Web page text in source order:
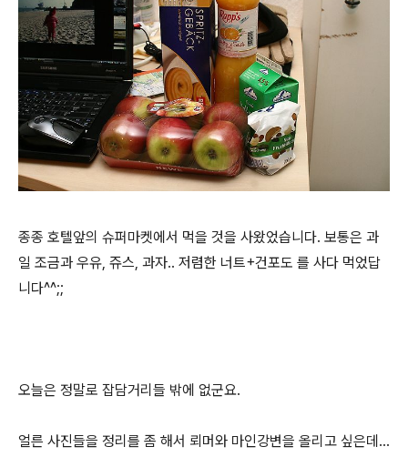
종종 호텔앞의 슈퍼마켓에서 먹을 것을 사왔었습니다. 보통은 과
일 조금과 우유, 쥬스, 과자.. 저렴한 너트+건포도 를 사다 먹었답
니다^^;;
오늘은 정말로 잡담거리들 밖에 없군요.
얼른 사진들을 정리를 좀 해서 뢰머와 마인강변을 올리고 싶은데...